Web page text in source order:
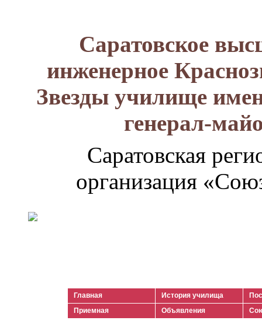
Саратовское
инженерное
Звезды училище
генерал-
Саратовская
организация
Главная История училища
Приемная
Объявления